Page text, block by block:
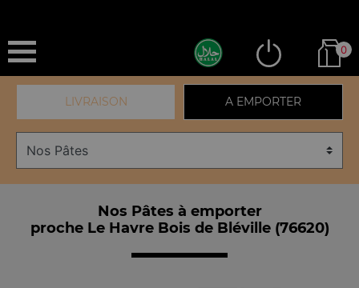
0
LIVRAISON A EMPORTER
Nos Pâtes à emporter
proche Le Havre Bois de Bléville (76620)